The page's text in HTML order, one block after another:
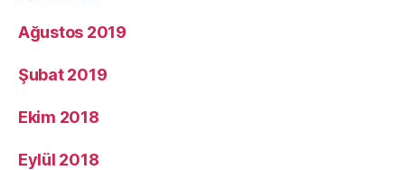
Ağustos 2019
Şubat 2019
Ekim 2018
Eylül 2018